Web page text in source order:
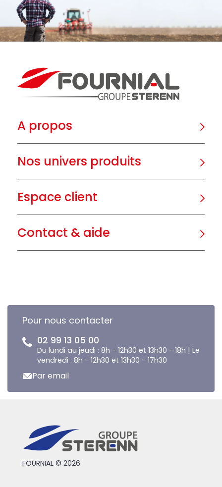
A propos
Nos univers produits
Espace client
Contact & aide
Pour nous contacter
02 99 13 05 00
Du lundi au jeudi : 8h - 12h30 et 13h30 - 18h | Le
vendredi : 8h - 12h30 et 13h30 - 17h30
Par email
FOURNIAL © 2026